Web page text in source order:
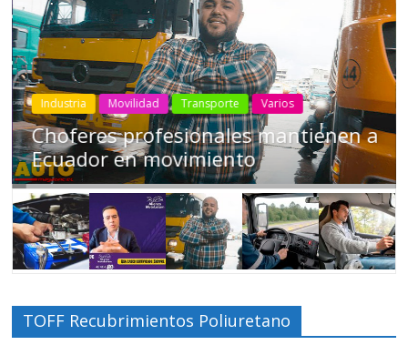
Industria Movilidad Transporte Varios
Choferes profesionales mantienen a
Ecuador en movimiento
TOFF Recubrimientos Poliuretano